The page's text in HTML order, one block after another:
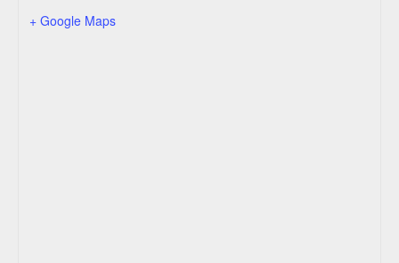
+ Google Maps